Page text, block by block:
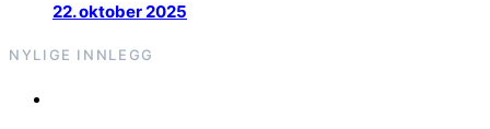
22. oktober 2025
NYLIGE INNLEGG